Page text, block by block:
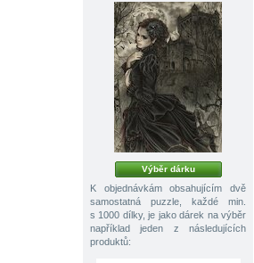
Výběr dárku
K objednávkám obsahujícím dvě
samostatná puzzle, každé min.
s 1000 dílky, je jako dárek na výběr
například jeden z následujících
produktů: